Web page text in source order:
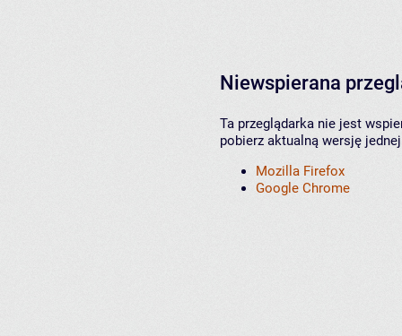
Niewspierana
Ta przeglądarka nie jest
pobierz aktualną wersję
Mozilla Firefox
Google Chrome